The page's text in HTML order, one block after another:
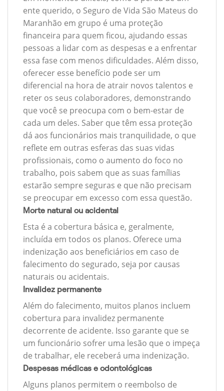
ente querido, o Seguro de Vida São Mateus do
Maranhão em grupo é uma proteção
financeira para quem ficou, ajudando essas
pessoas a lidar com as despesas e a enfrentar
essa fase com menos dificuldades. Além disso,
oferecer esse benefício pode ser um
diferencial na hora de atrair novos talentos e
reter os seus colaboradores, demonstrando
que você se preocupa com o bem-estar de
cada um deles. Saber que têm essa proteção
dá aos funcionários mais tranquilidade, o que
reflete em outras esferas das suas vidas
profissionais, como o aumento do foco no
trabalho, pois sabem que as suas famílias
estarão sempre seguras e que não precisam
se preocupar em excesso com essa questão.
Morte natural ou acidental
Esta é a cobertura básica e, geralmente,
incluída em todos os planos. Oferece uma
indenização aos beneficiários em caso de
falecimento do segurado, seja por causas
naturais ou acidentais.
Invalidez permanente
Além do falecimento, muitos planos incluem
cobertura para invalidez permanente
decorrente de acidente. Isso garante que se
um funcionário sofrer uma lesão que o impeça
de trabalhar, ele receberá uma indenização.
Despesas médicas e odontológicas
Alguns planos permitem o reembolso de